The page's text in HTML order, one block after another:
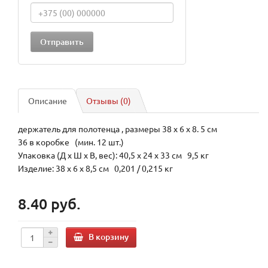
Описание Отзывы (0)
держатель для полотенца , размеры 38 х 6 х 8. 5 см
36 в коробке (мин. 12 шт.)
Упаковка (Д х Ш х В, вес): 40,5 x 24 x 33 см 9,5 кг
Изделие: 38 x 6 x 8,5 см 0,201 / 0,215 кг
8.40 руб.
В корзину